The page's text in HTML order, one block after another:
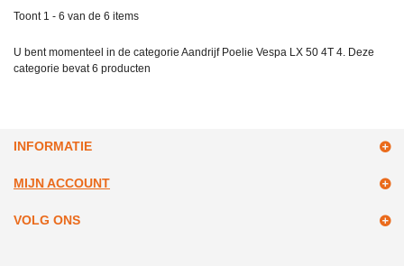
Toont 1 - 6 van de 6 items
U bent momenteel in de categorie Aandrijf Poelie Vespa LX 50 4T 4. Deze
categorie bevat6 producten
INFORMATIE
MIJN ACCOUNT
VOLG ONS